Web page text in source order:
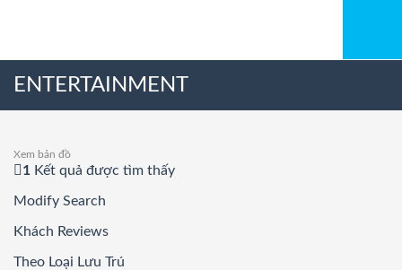
ENTERTAINMENT
Xem bản đồ
1 Kết quả được tìm thấy
Modify Search
Khách Reviews
Theo Loại Lưu Trú